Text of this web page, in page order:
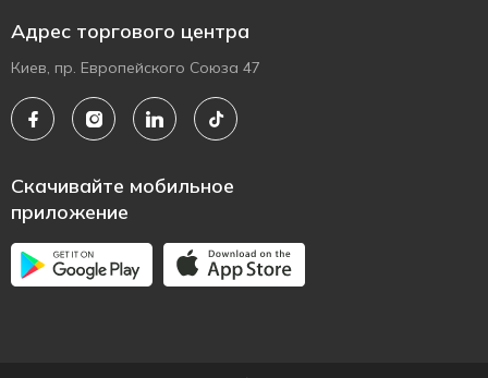
Адрес торгового центра
Киев, пр. Европейского Союза 47
Скачивайте мобильное
приложение